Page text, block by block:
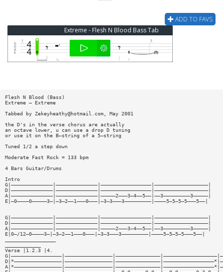
ADD TO FAVS
Extreme - Flesh N Blood Bass Tab
Flesh N Blood (Bass)
Extreme — Extreme
Tabbed by Zekeyheathy@hotmail.com, May 2001
the D's in the verse chorus are actually
an octave lower, u can use a drop D tuning
or use it on the B—string of a 5—string
Tuned 1/2 a step down
Moderate Fast Rock = 133 bpm
4 Bars Guitar/Drums
Intro
G|——————————————|——————————————|—————————————————|——————————————————|
D|——————————————|——————————————|—————————————————|——————————————————|
A|——————————————|——————————————|—————2———3—4——5——|——3—————————3—————|
E|—0————0—————3—|—3—2——1———0———|—3—3———3—————————|————5—5—5—5———5——|
G|——————————————|——————————————|—————————————————|——————————————————|
D|——————————————|——————————————|—————————————————|——————————————————|
A|——————————————|——————————————|—————2———3—4——5——|——3—————————3—————|
E|0—/12—0————3—|—3—2——1———0———|—3—3———3—————————|————5—5—5—5———5——|
Verse |1.2.3 |4.